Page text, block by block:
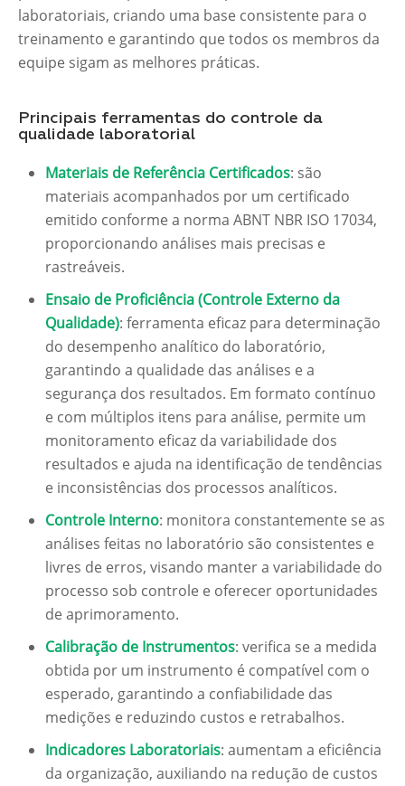
laboratoriais, criando uma base consistente para o
treinamento e garantindo que todos os membros da
equipe sigam as melhores práticas.
Principais ferramentas do controle da
qualidade laboratorial
Materiais de Referência Certificados: são
materiais acompanhados por um certificado
emitido conforme a norma ABNT NBR ISO 17034,
proporcionando análises mais precisas e
rastreáveis.
Ensaio de Proficiência (Controle Externo da
Qualidade): ferramenta eficaz para determinação
do desempenho analítico do laboratório,
garantindo a qualidade das análises e a
segurança dos resultados. Em formato contínuo
e com múltiplos itens para análise, permite um
monitoramento eficaz da variabilidade dos
resultados e ajuda na identificação de tendências
e inconsistências dos processos analíticos.
Controle Interno: monitora constantemente se as
análises feitas no laboratório são consistentes e
livres de erros, visando manter a variabilidade do
processo sob controle e oferecer oportunidades
de aprimoramento.
Calibração de Instrumentos: verifica se a medida
obtida por um instrumento é compatível com o
esperado, garantindo a confiabilidade das
medições e reduzindo custos e retrabalhos.
Indicadores Laboratoriais: aumentam a eficiência
da organização, auxiliando na redução de custos